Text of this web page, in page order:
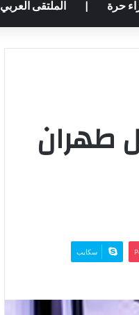
حرة الملتقى العربي
طهران
سكايب